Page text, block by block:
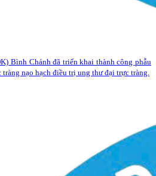
Bình Chánh đã triển khai thành công phẫu
nạo hạch điều trị ung thư đại trực tràng.